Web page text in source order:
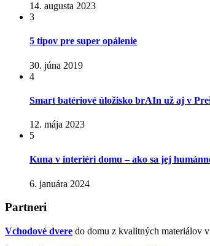
14. augusta 2023
3
5 tipov pre super opálenie
30. júna 2019
4
Smart batériové úložisko brAIn už aj v
12. mája 2023
5
Kuna v interiéri domu – ako sa jej
6. januára 2024
Partneri
Vchodové dvere do domu z kvalitných materiálov